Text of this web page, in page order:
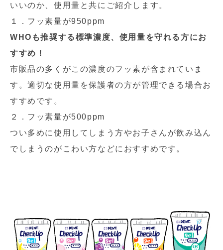
いいのか、使用量と共にご紹介します。
１．フッ素量が950ppm
WHOも推奨する標準濃度、使用量を守れる方にお
すすめ！
市販品の多くがこの濃度のフッ素が含まれていま
す。適切な使用量を保護者の方が管理できる場合お
すすめです。
２．フッ素量が500ppm
つい多めに使用してしまう方やお子さんが飲み込ん
でしまうのがこわい方などにおすすめです。